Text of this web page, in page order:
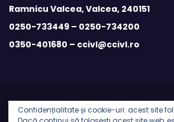
Ramnicu Valcea, Valcea, 240151
0250-733449 – 0250-734200
0350-401680 – ccivl@ccivl.ro
© 2026 Camera de Comert si Industrie
Confidențialitate și cookie-uri: acest site